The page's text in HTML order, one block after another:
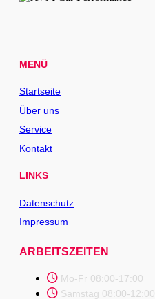
MENÜ
Startseite
Über uns
Service
Kontakt
LINKS
Datenschutz
Impressum
ARBEITSZEITEN
Mo-Fr 08:00-17:00
Samstag 08:00-12:00